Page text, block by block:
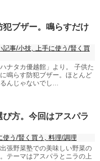
ブザー。鳴らすだけ
記事/小技,
上手に使う/賢く買
ナタカ優越館」より。 子供た
鳴らす防犯ブザー。ほとんど
んじゃないでし...
方。今回はアスパラ
使う/賢く買う
料理/調理
張野菜塾での美味しい野菜の
テーマはアスパラとニラの上